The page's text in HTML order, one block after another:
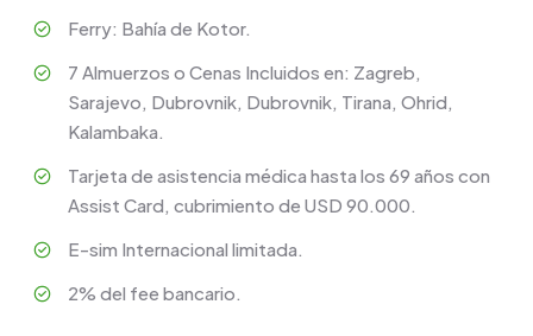
Ferry: Bahía de Kotor.
7 Almuerzos o Cenas Incluidos en: Zagreb,
Sarajevo, Dubrovnik, Dubrovnik, Tirana, Ohrid,
Kalambaka.
Tarjeta de asistencia médica hasta los 69 años con
Assist Card, cubrimiento de USD 90.000.
E-sim Internacional limitada.
2% del fee bancario.